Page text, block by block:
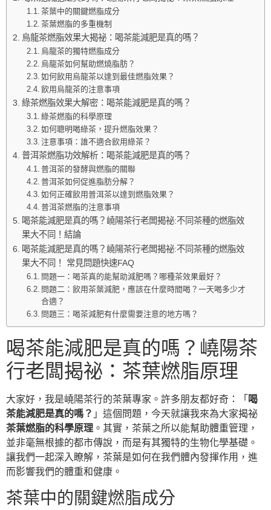
茶葉中的關鍵燃脂成分
茶葉燃脂的多重機制
烏龍茶燃脂效果大揭祕：喝茶能減肥是真的嗎？
烏龍茶的獨特燃脂成分
烏龍茶如何幫助燃燒脂肪？
如何飲用烏龍茶以達到最佳燃脂效果？
飲用烏龍茶的注意事項
綠茶燃脂效果大解密：喝茶能減肥是真的嗎？
綠茶燃脂的科學原理
如何聰明喝綠茶，提升燃脂效果？
注意事項：誰不適合飲用綠茶？
普洱茶燃脂功效解析：喝茶能減肥是真的嗎？
普洱茶的發酵與燃脂的關聯
普洱茶如何促進脂肪分解？
如何正確飲用普洱茶以達到燃脂效果？
普洱茶燃脂的注意事項
喝茶能減肥是真的嗎？嶢陽茶行老闆揭祕:不同茶種的燃脂效
果大不同！結論
喝茶能減肥是真的嗎？嶢陽茶行老闆揭祕:不同茶種的燃脂效
果大不同！ 常見問題快速FAQ
問題一：喝茶真的能幫助減肥嗎？哪種茶效果最好？
問題二：飲用茶葉減肥，應該在什麼時間喝？一天喝多少才
合適？
問題三：喝茶減肥有什麼需要注意的地方嗎？
喝茶能減肥是真的嗎？嶢陽茶
行老闆揭祕：茶葉燃脂原理
大家好，我是嶢陽茶行的茶葉專家。許多朋友都好奇：「 喝
茶能減肥是真的嗎？ 」這個問題，今天就讓我來為大家揭祕
茶葉燃脂的科學原理 。其實，茶葉之所以能幫助體重管理，
並非毫無根據的都市傳說，而是有其獨特的生物化學基礎。
讓我們一起深入瞭解，茶葉是如何在我們體內發揮作用，進
而影響我們的體重和健康。
茶葉中的關鍵燃脂成分